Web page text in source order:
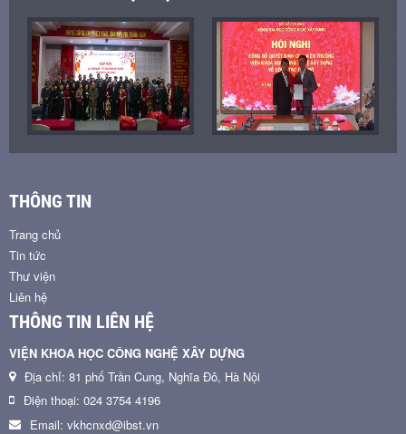
THÔNG TIN
Trang chủ
Tin tức
Thư viện
Liên hệ
THÔNG TIN LIÊN HỆ
VIỆN KHOA HỌC CÔNG NGHỆ XÂY DỰNG
Địa chỉ: 81 phố Trần Cung, Nghĩa Đô, Hà Nội
Điện thoại: 024 3754 4196
Email: vkhcnxd@ibst.vn